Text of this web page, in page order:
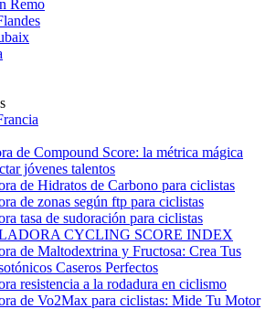
Remo
de Compound Score: la métrica mágica
jóvenes talentos
de Hidratos de Carbono para ciclistas
de zonas según ftp para ciclistas
tasa de sudoración para ciclistas
CYCLING SCORE INDEX
de Maltodextrina y Fructosa: Crea Tus
Caseros Perfectos
resistencia a la rodadura en ciclismo
de Vo2Max para ciclistas: Mide Tu Motor